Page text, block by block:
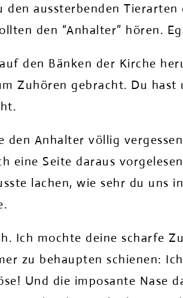
den aussterbenden Tierarten
den “Anhalter” hören.
den Bänken der Kirche
Zuhören gebracht. Du
den Anhalter völlig
eine Seite daraus
lachen, wie sehr du uns
Ich mochte deine scharfe
zu behaupten schienen:
Und die imposante Nase